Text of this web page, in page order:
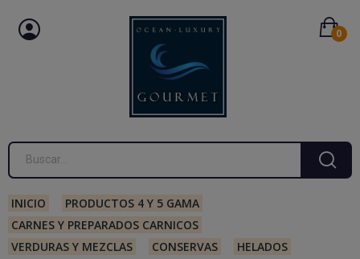
0
INICIO
PRODUCTOS 4 Y 5 GAMA
CARNES Y PREPARADOS CARNICOS
VERDURAS Y MEZCLAS
CONSERVAS
HELADOS